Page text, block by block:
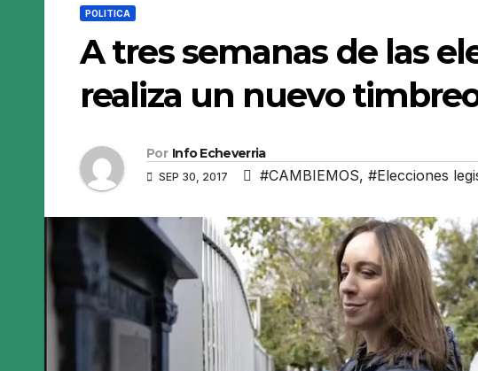
POLITICA
A tres semanas de las
realiza un nuevo
Por Info Echeverria
SEP 30, 2017 #CAMBIEMOS, #Elecciones